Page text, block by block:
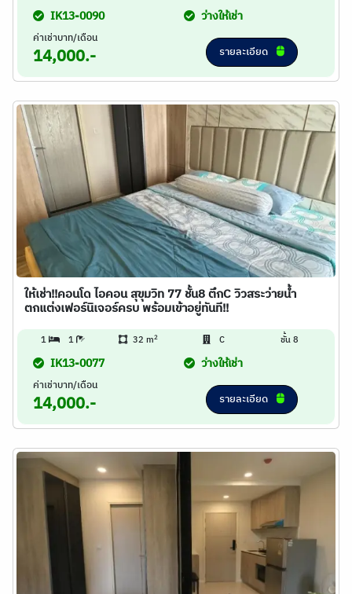
IK13-0090 ว่างให้เช่า
ค่าเช่าบาท/เดือน
14,000.- รายละเอียด
ให้เช่า!!คอนโด ไอคอน สุขุมวิท 77 ชั้น8 ตึกC วิวสระว่ายน้ำ
ตกแต่งเฟอร์นิเจอร์ครบ พร้อมเข้าอยู่ทันที!!
1 1 32 m2 C ชั้น 8
IK13-0077 ว่างให้เช่า
ค่าเช่าบาท/เดือน
14,000.- รายละเอียด